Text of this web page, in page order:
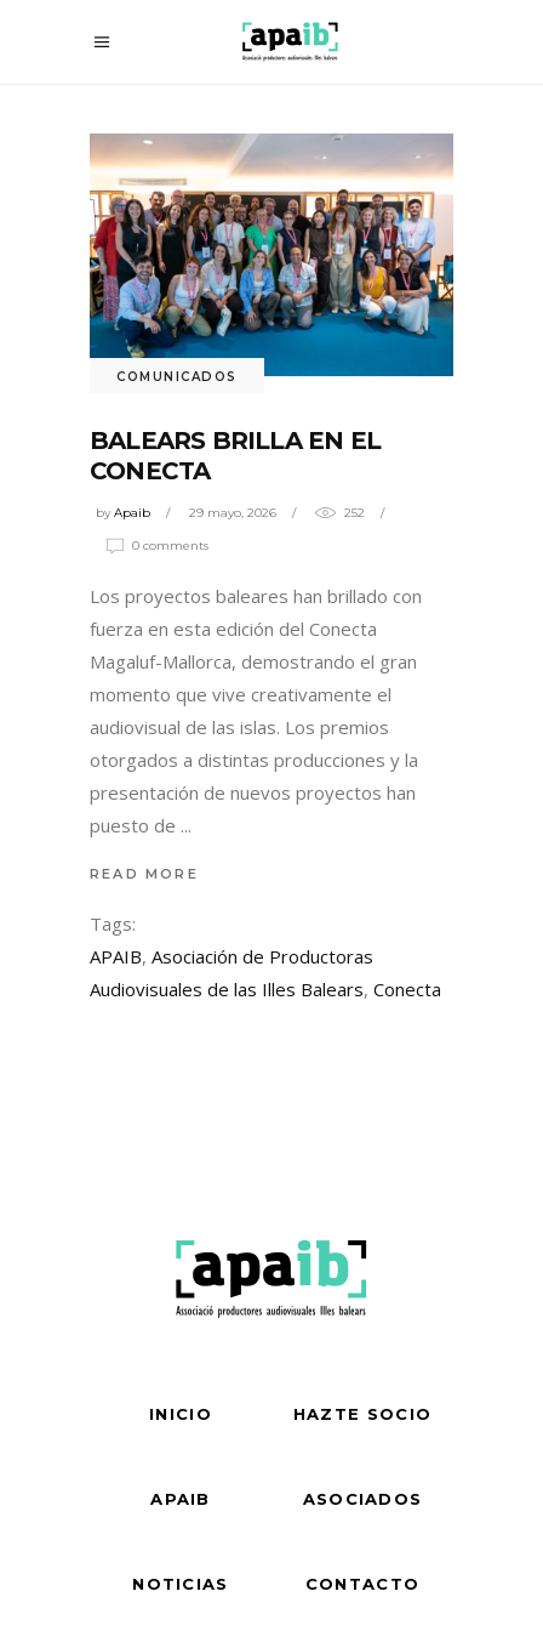
COMUNICADOS
BALEARS BRILLA EN EL
CONECTA
byApaib 29 mayo, 2026 252
0 comments
Los proyectos baleares han brillado con
fuerza en esta edición del Conecta
Magaluf-Mallorca, demostrando el gran
momento que vive creativamente el
audiovisual de las islas. Los premios
otorgados a distintas producciones y la
presentación de nuevos proyectos han
puesto de
READ MORE
Tags:
APAIB, Asociación de Productoras
Audiovisuales de las Illes Balears, Conecta
INICIO HAZTE SOCIO
APAIB ASOCIADOS
NOTICIAS CONTACTO